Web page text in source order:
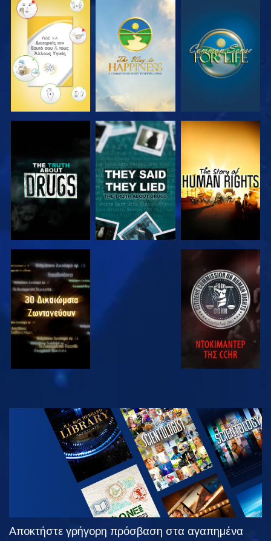
ΠΑΡΑΚΟΛΟΥΘΗΣΤΕ ΠΑΡΑΚΟΛΟΥΘΗΣΤΕ ΠΑΡΑΚΟΛΟΥΘΗΣΤΕ
ΠΑΡΑΚΟΛΟΥΘΗΣΤΕ ΠΑΡΑΚΟΛΟΥΘΗΣΤΕ ΠΑΡΑΚΟΛΟΥΘΗΣΤΕ
ΠΑΡΑΚΟΛΟΥΘΗΣΤΕ ΠΑΡΑΚΟΛΟΥΘΗΣΤΕ
ΠΑΡΑΚΟΛΟΥΘΗΣΤΕ
ΕΞΕΡΕΥΝΗΣΤΕ
ΤΗ ΣΕΙΡΑ
Αποκτήστε γρήγορη πρόσβαση στα αγαπημένα